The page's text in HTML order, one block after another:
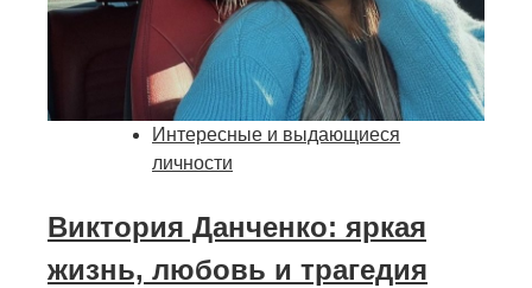
Интересные и выдающиеся
личности
Виктория Данченко: яркая
жизнь, любовь и трагедия